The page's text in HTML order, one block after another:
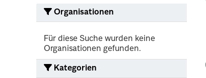
Organisationen
Für diese Suche wurden keine
Organisationen gefunden.
Kategorien